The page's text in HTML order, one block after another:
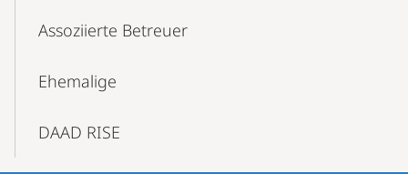
Assoziierte Betreuer
Ehemalige
DAAD RISE